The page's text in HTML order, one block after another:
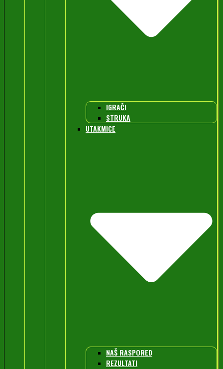
IGRAČI
STRUKA
UTAKMICE
NAŠ RASPORED
REZULTATI